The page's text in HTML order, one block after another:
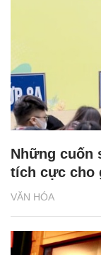
VĂN HÓA
Những cuốn
tích cực cho